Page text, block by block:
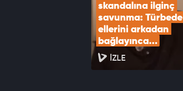
skandalına ilginç
savunma: Türbede
ellerini arkadan
bağlayınca...
İZLE